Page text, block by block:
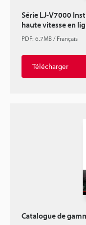
Série LJ-V7000
haute vitesse en
PDF: 6.7MB/Français
Télécharger
Catalogue de